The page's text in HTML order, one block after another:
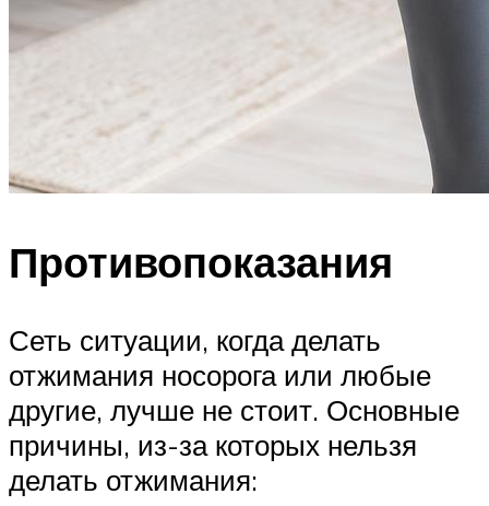
Противопоказания
Сеть ситуации, когда делать
отжимания носорога или любые
другие, лучше не стоит. Основные
причины, из-за которых нельзя
делать отжимания: